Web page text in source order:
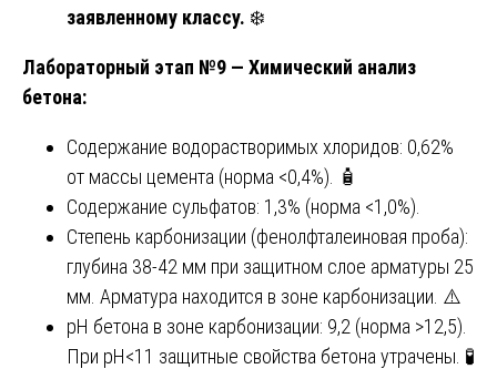
заявленному классу. ❄️
Лабораторный этап №9 — Химический анализ
бетона:
Содержание водорастворимых хлоридов: 0,62%
от массы цемента (норма <0,4%). 🧴
Содержание сульфатов: 1,3% (норма <1,0%).
Степень карбонизации (фенолфталеиновая проба):
глубина 38-42 мм при защитном слое арматуры 25
мм. Арматура находится в зоне карбонизации. ⚠️
pH бетона в зоне карбонизации: 9,2 (норма >12,5).
При pH<11 защитные свойства бетона утрачены. 🧪